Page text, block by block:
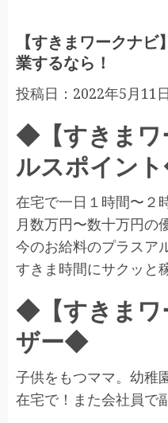
【すきまワークナ
業するなら！
投稿日： 2022年5月11日
◆【すきまワ
ルスポイン
在宅で一日１時間〜２
月数万円〜数十万円の
今のお給料のプラスア
すきま時間にサクッと
◆【すきまワ
ザー◆
子供をもつママ。幼稚
在宅で！また会社員で